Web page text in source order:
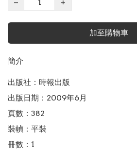
−
+
加至購物車
簡介
出版社：時報出版
出版日期：2009年6月
頁數：382
裝幀：平裝
冊數：1